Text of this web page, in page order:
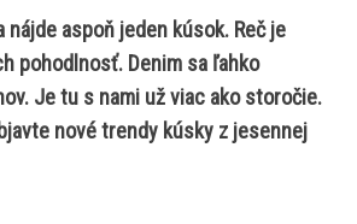
aspoň jeden kúsok. Reč je
pohodlnosť. Denim sa ľahko
Je tu s nami už viac ako storočie.
nové trendy kúsky z jesennej